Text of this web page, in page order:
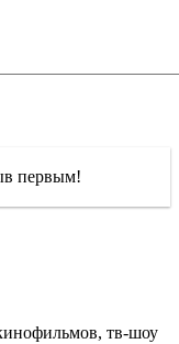
первым!
тв-шоу